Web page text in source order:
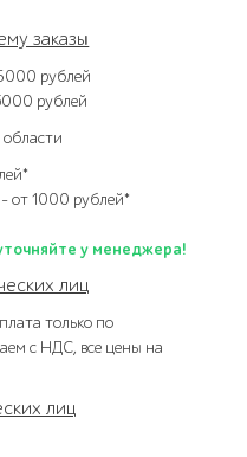
заказы
рублей
рублей
от 1000 рублей*
у менеджера!
лиц
только по
с НДС, все цены на
лиц